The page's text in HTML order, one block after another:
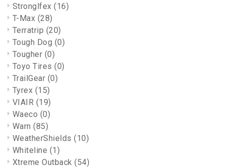
Stronglfex(16)
T-Max (28)
Terratrip (20)
Tough Dog (0)
Tougher (0)
Toyo Tires(0)
TrailGear (0)
Tyrex (15)
VIAIR (19)
Waeco (0)
Warn(85)
WeatherShields(10)
Whiteline (1)
Xtreme Outback(54)